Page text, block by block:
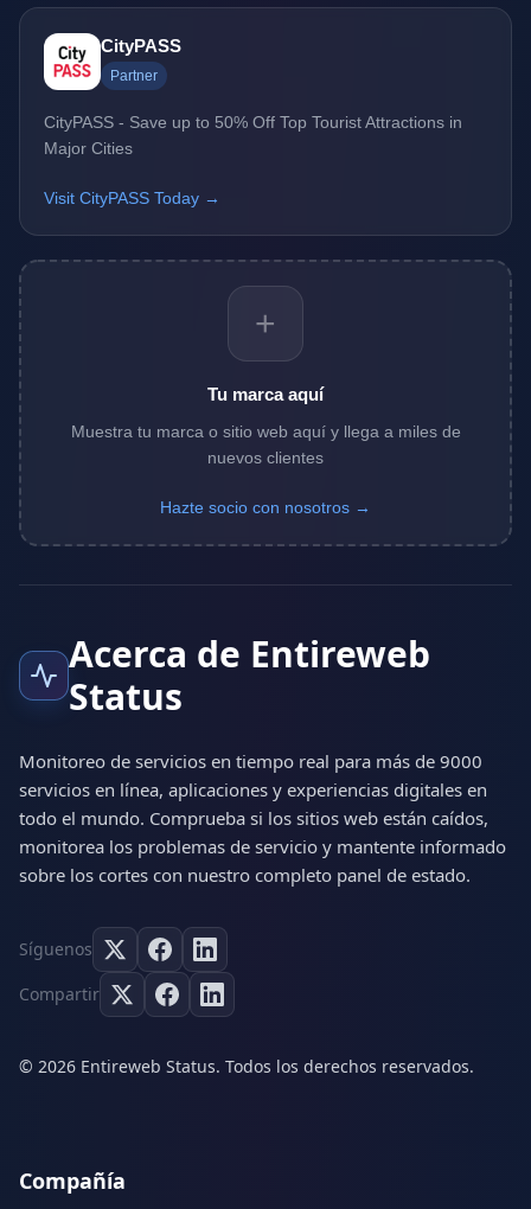
CityPASS
Partner
CityPASS - Save up to 50% Off Top Tourist Attractions in
Major Cities
Visit CityPASS Today →
+
Tu marca aquí
Muestra tu marca o sitio web aquí y llega a miles de
nuevos clientes
Hazte socio con nosotros →
Acerca de Entireweb
Status
Monitoreo de servicios en tiempo real para más de 9000
servicios en línea, aplicaciones y experiencias digitales en
todo el mundo. Comprueba si los sitios web están caídos,
monitorea los problemas de servicio y mantente informado
sobre los cortes con nuestro completo panel de estado.
Síguenos
Compartir
© 2026 Entireweb Status. Todos los derechos reservados.
Compañía